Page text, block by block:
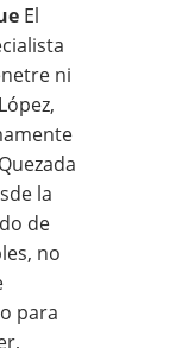
El
ni
la
de
no
para